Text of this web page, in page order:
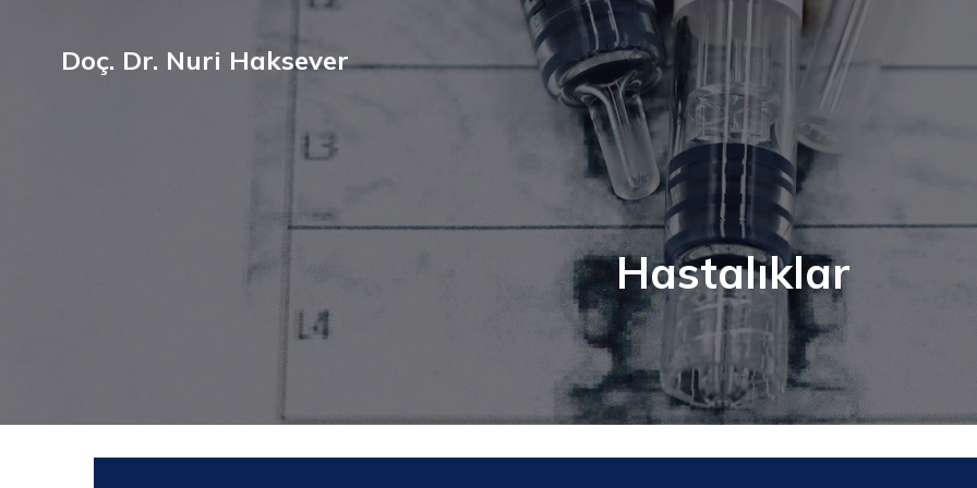
Doç. Dr. Nuri Haksever
Hastalıklar